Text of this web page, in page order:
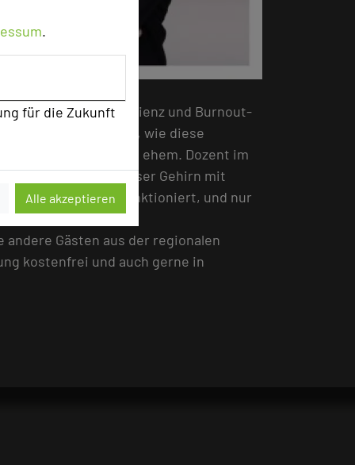
.
für die Zukunft
Alle akzeptieren
Stressabbau, Resilienz und Burnout-
und mit Humor vor, wie diese
Linguist und ehem. Dozent im
in die uns unser Gehirn mit
Autopilot im Kopf funktioniert, und nur
Gästen aus der regionalen
kostenfrei und auch gerne in